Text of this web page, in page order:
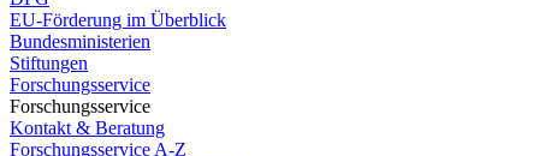
EU-Förderung im Überblick
Bundesministerien
Stiftungen
Forschungsservice
Forschungsservice
Kontakt & Beratung
Forschungsservice A-Z